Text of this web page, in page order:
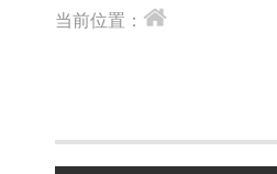
当前位置：